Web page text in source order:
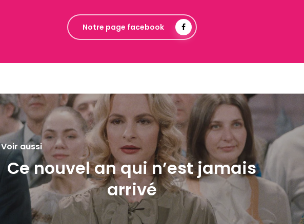
Notre page facebook
Voir aussi
Ce nouvel an qui n’est jamais
arrivé